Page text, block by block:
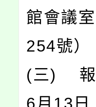
館會議
254號）
(三) 報
6月13日